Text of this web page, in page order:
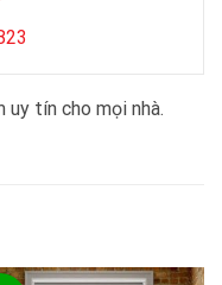
uy tín cho mọi nhà.